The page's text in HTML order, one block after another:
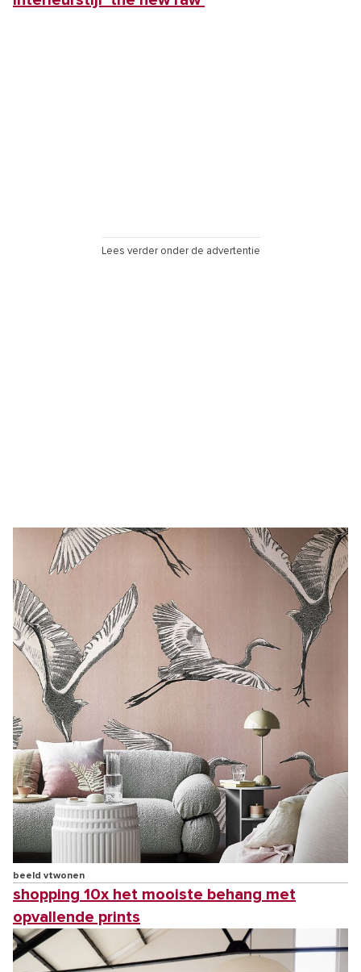
Lees verder onder de advertentie
beeld vtwonen
shopping 10x het mooiste behang met
opvallende prints